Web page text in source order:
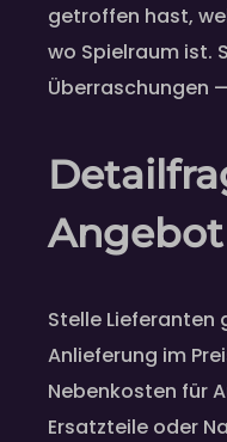
getroffen hast,
wo Spielraum ist.
Überraschungen
Stelle Lieferanten
Anlieferung im
Nebenkosten für
Ersatzteile oder